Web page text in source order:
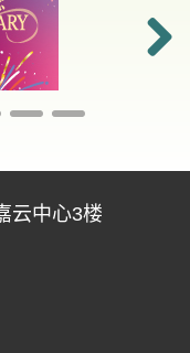
云中心3楼